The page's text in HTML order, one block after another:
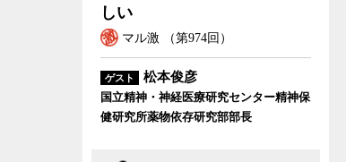
しかし、2001年に
事件が発生し、前時代的な刑務所のあり
犯罪学や犯罪心理学が専門の浜井氏は
しい
マル激 （第974回）
ゲスト 松本俊彦
国立精神・神経医療研究センター精神保
健研究所薬物依存研究部部長